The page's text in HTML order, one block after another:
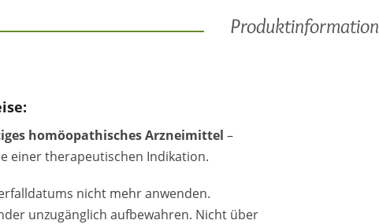
Produktinformation
homöopathisches Arzneimittel –
einer therapeutischen Indikation.
nicht mehr anwenden.
unzugänglich aufbewahren. Nicht über